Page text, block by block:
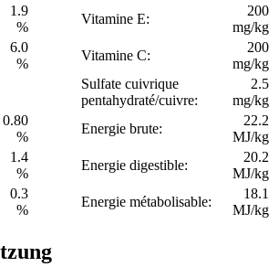
1.9
%
Vitamine E:
200
mg/kg
6.0
%
Vitamine C:
200
mg/kg
Sulfate cuivrique
pentahydraté/cuivre:
2.5
mg/kg
0.80
%
Energie brute:
22.2
MJ/kg
1.4
%
Energie digestible:
20.2
MJ/kg
0.3
%
Energie métabolisable:
18.1
MJ/kg